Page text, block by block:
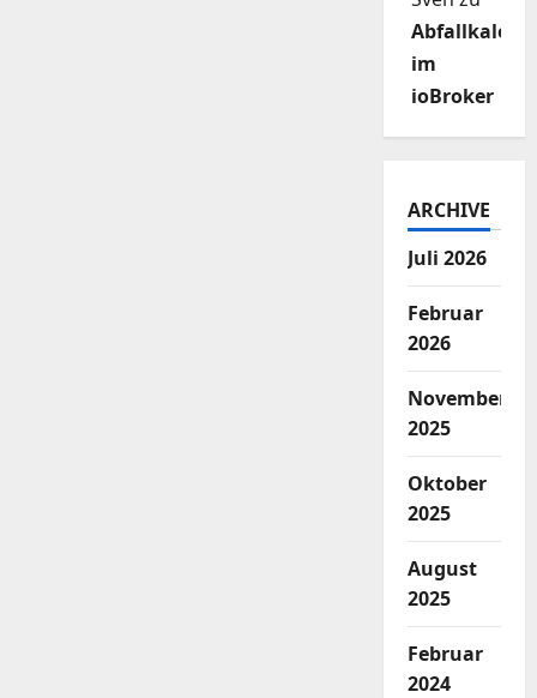
im
ioBroker
ARCHIVE
Juli 2026
Februar
2026
November
2025
Oktober
2025
August
2025
Februar
2024